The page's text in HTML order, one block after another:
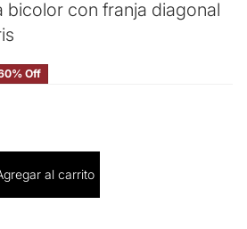
bicolor con franja diagonal
Off
cantidadal carrito